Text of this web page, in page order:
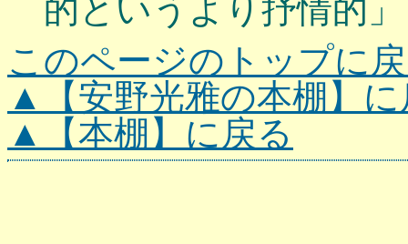
的というより抒情的
このページのトップに
▲【安野光雅の本棚】に
▲【本棚】に戻る